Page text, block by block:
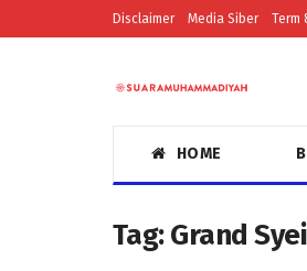
Disclaimer Media Siber Term
HOME
Tag:Grand